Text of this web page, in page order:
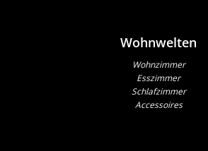
Wohnwelten
Wohnzimmer
Esszimmer
Schlafzimmer
Accessoires